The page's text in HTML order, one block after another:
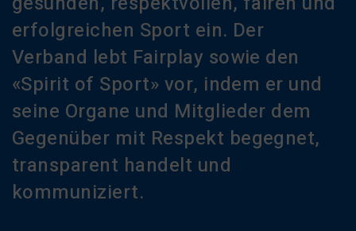
erfolgreichen Sport ein. Der
Verband lebt Fairplay sowie den
«Spirit of Sport» vor, indem er und
seine Organe und Mitglieder dem
Gegenüber mit Respekt begegnet,
transparent handelt und
kommuniziert.